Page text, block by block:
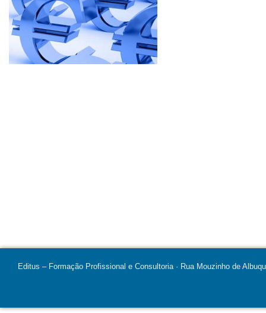
Editus – Formação Profissional e Consultoria · Rua Mouzinho de